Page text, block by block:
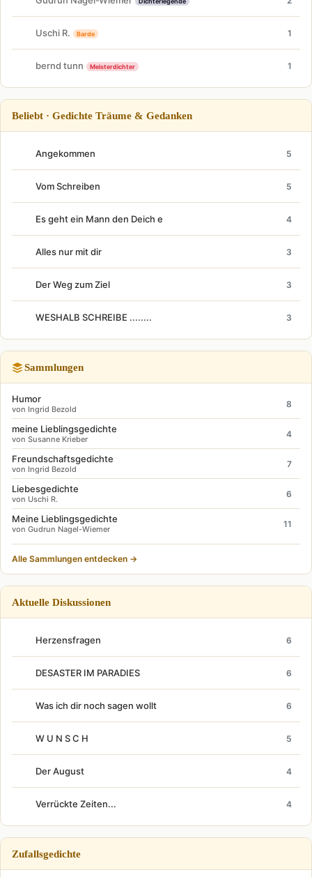
Uschi R. Barde 1
bernd tunn Meisterdichter 1
Beliebt · Gedichte Träume & Gedanken
Angekommen 5
Vom Schreiben 5
Es geht ein Mann den Deich e 4
Alles nur mit dir 3
Der Weg zum Ziel 3
WESHALB SCHREIBE ........ 3
Sammlungen
Humor
von Ingrid Bezold
8
meine Lieblingsgedichte
von Susanne Krieber
4
Freundschaftsgedichte
von Ingrid Bezold
7
Liebesgedichte
von Uschi R.
6
Meine Lieblingsgedichte
von Gudrun Nagel-Wiemer
11
Alle Sammlungen entdecken →
Aktuelle Diskussionen
Herzensfragen 6
DESASTER IM PARADIES 6
Was ich dir noch sagen wollt 6
W U N S C H 5
Der August 4
Verrückte Zeiten... 4
Zufallsgedichte